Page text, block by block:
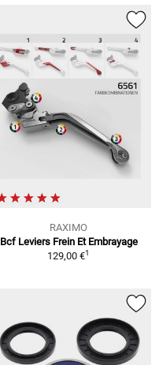
RAXIMO
Bcf Leviers Frein Et Embrayage
129,00 €1